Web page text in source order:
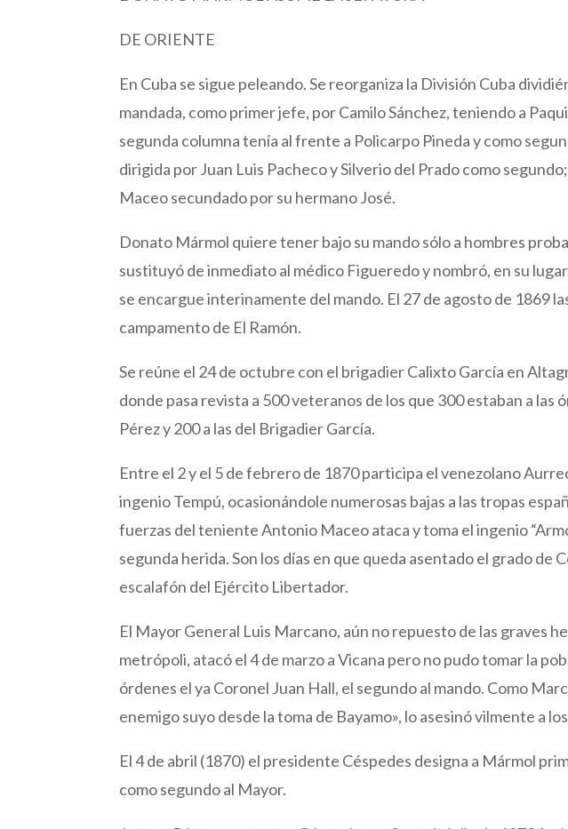
DE ORIENTE
En Cuba se sigue peleando. Se reorganiza la División Cuba
mandada, como primer jefe, por Camilo Sánchez, teniendo a
segunda columna tenía al frente a Policarpo Pineda y como
dirigida por Juan Luis Pacheco y Silverio del Prado como
Maceo secundado por su hermano José.
Donato Mármol quiere tener bajo su mando sólo a hombres
sustituyó de inmediato al médico Figueredo y nombró, en su
se encargue interinamente del mando. El 27 de agosto de 1869
campamento de El Ramón.
Se reúne el 24 de octubre con el brigadier Calixto García en
donde pasa revista a 500 veteranos de los que 300 estaban a las
Pérez y 200 a las del Brigadier García.
Entre el 2 y el 5 de febrero de 1870 participa el venezolano
ingenio Tempú, ocasionándole numerosas bajas a las tropas
fuerzas del teniente Antonio Maceo ataca y toma el ingenio
segunda herida. Son los días en que queda asentado el grado de
escalafón del Ejército Libertador.
El Mayor General Luis Marcano, aún no repuesto de las graves
metrópoli, atacó el 4 de marzo a Vicana pero no pudo tomar la
órdenes el ya Coronel Juan Hall, el segundo al mando. Como
enemigo suyo desde la toma de Bayamo», lo asesinó vilmente a
El 4 de abril (1870) el presidente Céspedes designa a Mármol
como segundo al Mayor.